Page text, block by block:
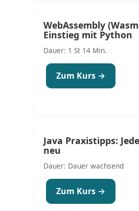
WebAssembly
Einstieg mit Python
Dauer: 1 St 14 Min.
Zum Kurs →
Java Praxistipps:
neu
Dauer: Dauer wachsend
Zum Kurs →